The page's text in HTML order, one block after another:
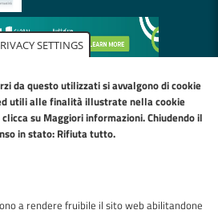
SETTINGS
da questo utilizzati si avvalgono di cookie
utili alle finalità illustrate nellacookie
su Maggiori informazioni. Chiudendo il
in stato: Rifiuta tutto.
a rendere fruibile il sito web abilitandone
in contatto